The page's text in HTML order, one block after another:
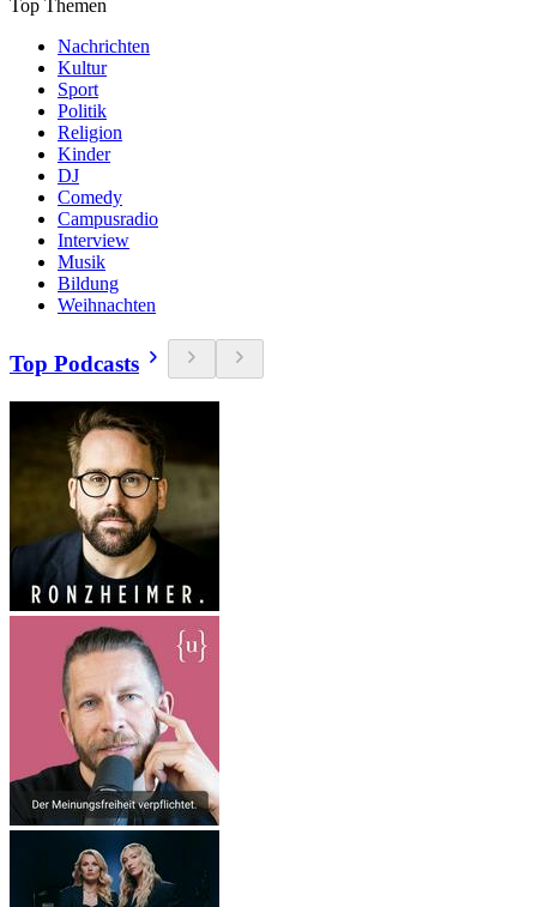
Top Themen
Nachrichten
Kultur
Sport
Politik
Religion
Kinder
DJ
Comedy
Campusradio
Interview
Musik
Bildung
Weihnachten
Top Podcasts